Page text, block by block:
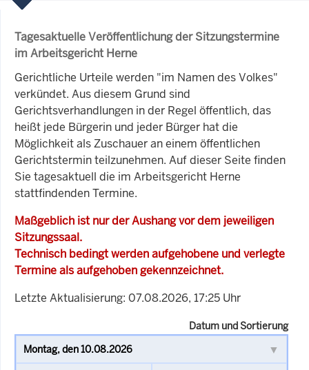
Tagesaktuelle Veröffentlichung der Sitzungstermine
im Arbeitsgericht Herne
Gerichtliche Urteile werden "im Namen des Volkes"
verkündet. Aus diesem Grund sind
Gerichtsverhandlungen in der Regel öffentlich, das
heißt jede Bürgerin und jeder Bürger hat die
Möglichkeit als Zuschauer an einem öffentlichen
Gerichtstermin teilzunehmen. Auf dieser Seite finden
Sie tagesaktuell die im Arbeitsgericht Herne
stattfindenden Termine.
Maßgeblich ist nur der Aushang vor dem jeweiligen
Sitzungssaal.
Technisch bedingt werden aufgehobene und verlegte
Termine als aufgehoben gekennzeichnet.
Letzte Aktualisierung: 07.08.2026, 17:25 Uhr
Datum und Sortierung